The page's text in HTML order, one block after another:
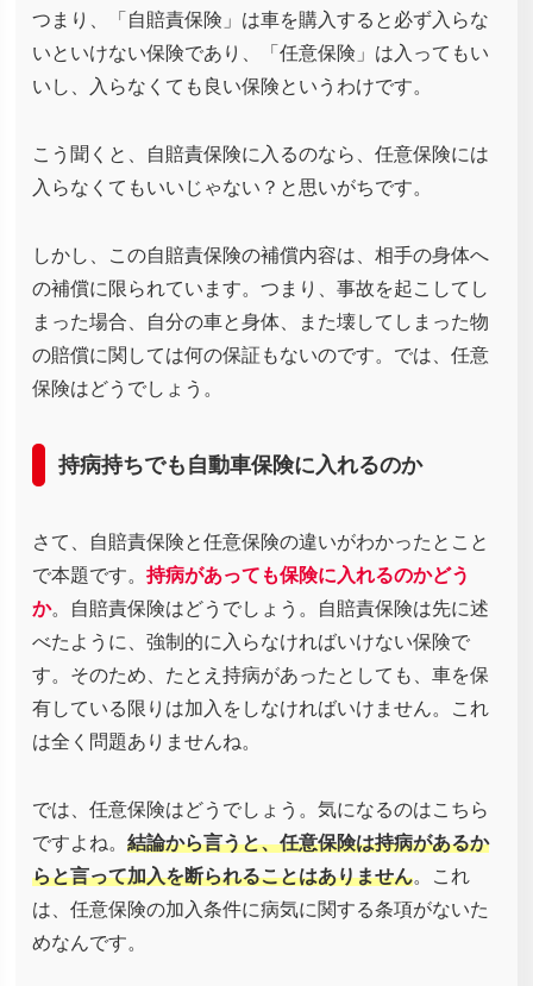
つまり、「自賠責保険」は車を購入すると必ず入らな
いといけない保険であり、「任意保険」は入ってもい
いし、入らなくても良い保険というわけです。
こう聞くと、自賠責保険に入るのなら、任意保険には
入らなくてもいいじゃない？と思いがちです。
しかし、この自賠責保険の補償内容は、相手の身体へ
の補償に限られています。つまり、事故を起こしてし
まった場合、自分の車と身体、また壊してしまった物
の賠償に関しては何の保証もないのです。では、任意
保険はどうでしょう。
持病持ちでも自動車保険に入れるのか
さて、自賠責保険と任意保険の違いがわかったとこと
で本題です。 持病があっても保険に入れるのかどう
か。自賠責保険はどうでしょう。自賠責保険は先に述
べたように、強制的に入らなければいけない保険で
す。そのため、たとえ持病があったとしても、車を保
有している限りは加入をしなければいけません。これ
は全く問題ありませんね。
では、任意保険はどうでしょう。気になるのはこちら
ですよね。 結論から言うと、任意保険は持病があるか
らと言って加入を断られることはありません。これ
は、任意保険の加入条件に病気に関する条項がないた
めなんです。